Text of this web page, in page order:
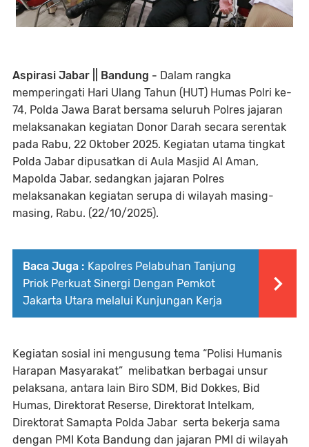
Aspirasi Jabar || Bandung - Dalam rangka
memperingati Hari Ulang Tahun (HUT) Humas Polri ke-
74, Polda Jawa Barat bersama seluruh Polres jajaran
melaksanakan kegiatan Donor Darah secara serentak
pada Rabu, 22 Oktober 2025. Kegiatan utama tingkat
Polda Jabar dipusatkan di Aula Masjid Al Aman,
Mapolda Jabar, sedangkan jajaran Polres
melaksanakan kegiatan serupa di wilayah masing-
masing, Rabu. (22/10/2025).
Baca Juga : Kapolres Pelabuhan Tanjung
Priok Perkuat Sinergi Dengan Pemkot
Jakarta Utara melalui Kunjungan Kerja
Kegiatan sosial ini mengusung tema “Polisi Humanis
Harapan Masyarakat” melibatkan berbagai unsur
pelaksana, antara lain Biro SDM, Bid Dokkes, Bid
Humas, Direktorat Reserse, Direktorat Intelkam,
Direktorat Samapta Polda Jabar serta bekerja sama
dengan PMI Kota Bandung dan jajaran PMI di wilayah